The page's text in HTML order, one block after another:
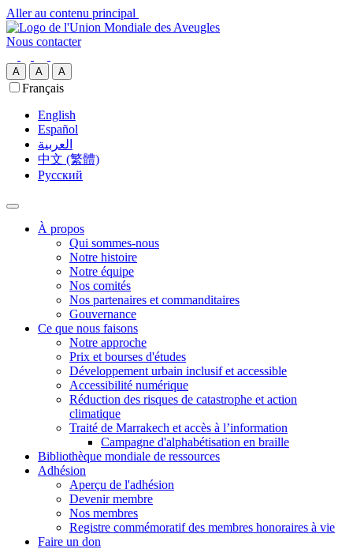
Aller au contenu principal
Nous contacter
A A A
Français
English
Español
العربية‏
中文 (繁體)
Русский
À propos
Qui sommes-nous
Notre histoire
Notre équipe
Nos comités
Nos partenaires et commanditaires
Gouvernance
Ce que nous faisons
Notre approche
Prix et bourses d'études
Développement urbain inclusif et accessible
Accessibilité numérique
Réduction des risques de catastrophe et action
climatique
Traité de Marrakech et accès à l’information
Campagne d'alphabétisation en braille
Bibliothèque mondiale de ressources
Adhésion
Aperçu de l'adhésion
Devenir membre
Nos membres
Registre commémoratif des membres honoraires à vie
Faire un don